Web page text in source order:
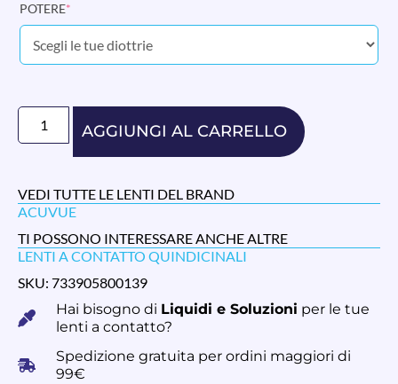
POTERE*
AGGIUNGI AL CARRELLO
VEDI TUTTE LE LENTI DEL BRAND
ACUVUE
TI POSSONO INTERESSARE ANCHE ALTRE
LENTI A CONTATTO QUINDICINALI
SKU: 733905800139
Hai bisogno di Liquidi e Soluzioni per le tue
lenti a contatto?
Spedizione gratuita per ordini maggiori di
99€